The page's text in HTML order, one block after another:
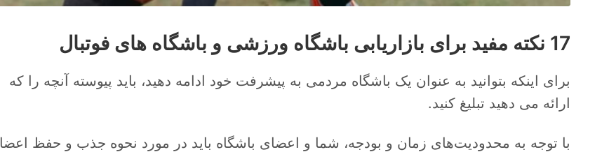
17 نکته مفید برای بازاریابی باشگاه ورزشی و باشگاه های فوتبال
برای اینکه بتوانید به عنوان یک باشگاه مردمی به پیشرفت خود ادامه دهید، باید پیوسته آنچه را که
ارائه می دهید تبلیغ کنید.
با توجه به محدودیت‌های زمان و بودجه، شما و اعضای باشگاه باید در مورد نحوه جذب و حفظ اعضا